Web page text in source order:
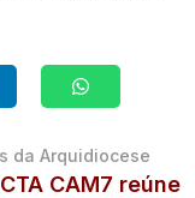
da Arquidiocese
CAM7 reúne